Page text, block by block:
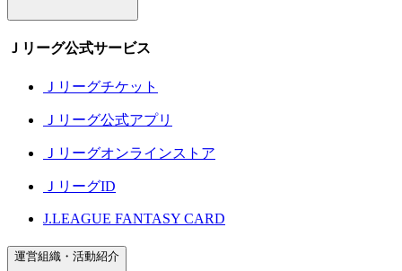
Ｊリーグ公式サービス
Ｊリーグチケット
Ｊリーグ公式アプリ
Ｊリーグオンラインストア
ＪリーグID
J.LEAGUE FANTASY CARD
運営組織・活動紹介